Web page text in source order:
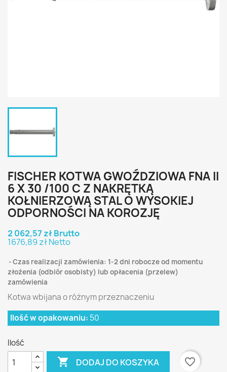
FISCHER KOTWA GWOŹDZIOWA FNA II
6 X 30 /100 C Z NAKRĘTKĄ
KOŁNIERZOWĄ STAL O WYSOKIEJ
ODPORNOŚCI NA KOROZJĘ
2 062,57 zł Brutto
1676,89 zł Netto
Czas realizacji zamówienia: 1-2 dni robocze od momentu
złożenia (odbiór osobisty) lub opłacenia (przelew)
zamówienia
Kotwa wbijana o różnym przeznaczeniu
Ilość w opakowaniu: 50
Ilość
 DODAJ DO KOSZYKA
favorite_border